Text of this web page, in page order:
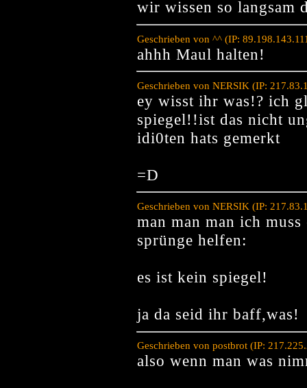
wir wissen so langsam
Geschrieben von ^^ (IP:
ahhh Maul halten!
Geschrieben von NERSIK (IP:
ey wisst ihr was!? ich
spiegel!!ist das nicht
idi0ten hats gemerkt
=D
Geschrieben von NERSIK (IP:
man man man ich
sprünge helfen:
es ist kein spiegel!
ja da seid ihr baff,was!
Geschrieben von postbrot (IP:
also wenn man was